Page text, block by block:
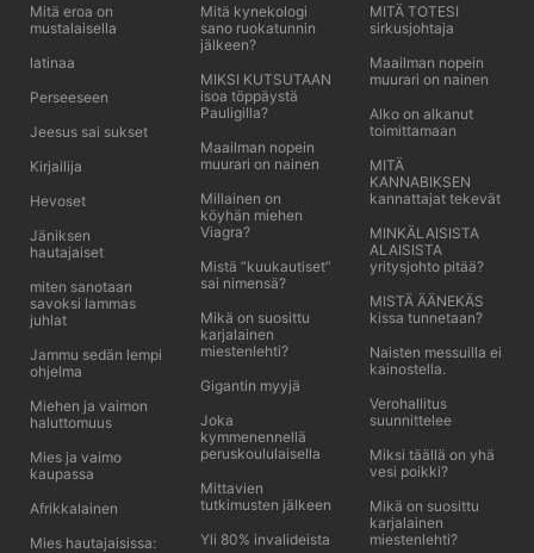
Mitä eroa on
mustalaisella
latinaa
Perseeseen
Jeesus sai sukset
Kirjailija
Hevoset
Jäniksen
hautajaiset
miten sanotaan
savoksi lammas
juhlat
Jammu sedän lempi
ohjelma
Miehen ja vaimon
haluttomuus
Mies ja vaimo
kaupassa
Afrikkalainen
Mies hautajaisissa:
Mitä kynekologi
sano ruokatunnin
jälkeen?
MIKSI KUTSUTAAN
isoa töppäystä
Pauligilla?
Maailman nopein
muurari on nainen
Millainen on
köyhän miehen
Viagra?
Mistä ”kuukautiset”
sai nimensä?
Mikä on suosittu
karjalainen
miestenlehti?
Gigantin myyjä
Joka
kymmenennellä
peruskoululaisella
Mittavien
tutkimusten jälkeen
Yli 80% invalideista
MITÄ TOTESI
sirkusjohtaja
Maailman nopein
muurari on nainen
Alko on alkanut
toimittamaan
MITÄ
KANNABIKSEN
kannattajat tekevät
MINKÄLAISISTA
ALAISISTA
yritysjohto pitää?
MISTÄ ÄÄNEKÄS
kissa tunnetaan?
Naisten messuilla ei
kainostella.
Verohallitus
suunnittelee
Miksi täällä on yhä
vesi poikki?
Mikä on suosittu
karjalainen
miestenlehti?